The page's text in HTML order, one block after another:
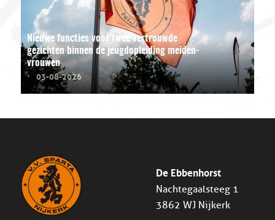
Nieuwe functies voor twee vertrouwde
gezichten binnen de jeugdopleiding meiden-
vrouwen
03-08-2026
De Ebbenhorst
Nachtegaalsteeg 1
3862 WJ Nijkerk